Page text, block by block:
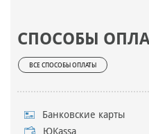
СПОСОБЫ
ВСЕ СПОСОБЫ ОПЛАТЫ
Банковские карты
ЮKassa